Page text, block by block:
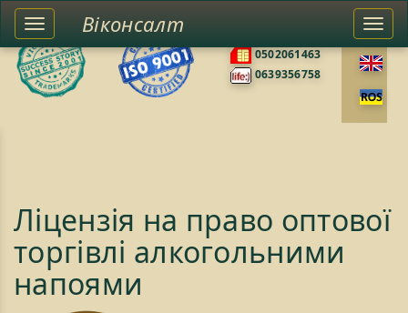
0502061463
0639356758
Toggle
left
sidebar
Віконсалт
Ліцензія на право оптової
торгівлі алкогольними
напоями